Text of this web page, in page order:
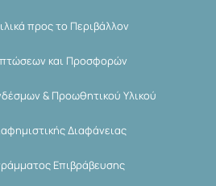
προς το Περιβάλλον
και Προσφορών
& Προωθητικού Υλικού
Διαφάνειας
Επιβράβευσης